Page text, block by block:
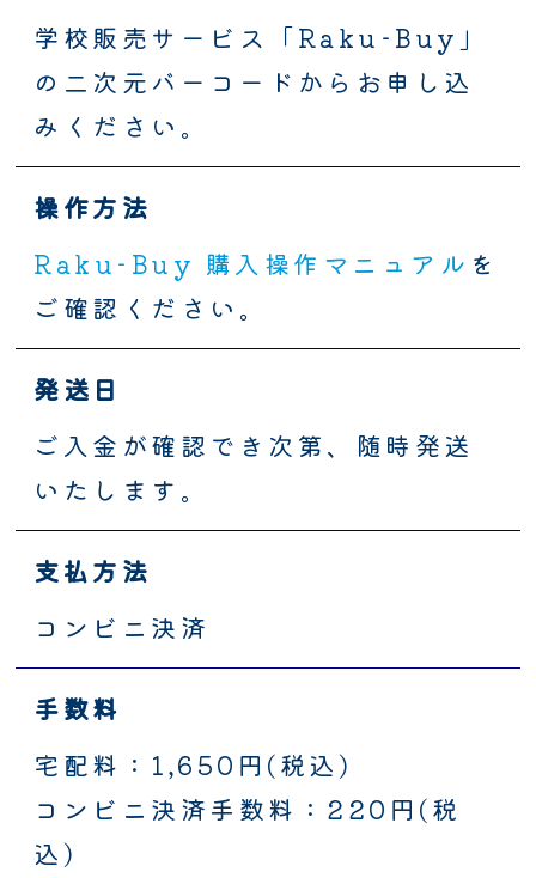
学校販売サービス「Raku-Buy」
の二次元バーコードからお申し込
みください。
操作方法
Raku-Buy 購入操作マニュアル を
ご確認ください。
発送日
ご入金が確認でき次第、随時発送
いたします。
支払方法
コンビニ決済
手数料
宅配料：1,650円(税込)
コンビニ決済手数料：220円(税
込)